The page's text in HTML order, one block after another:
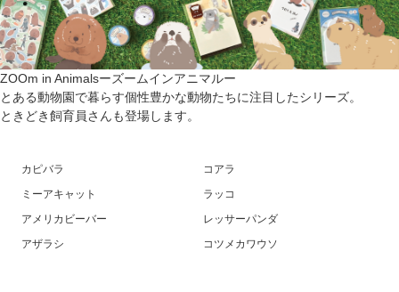
ZOOm in Animalsーズームインアニマルー
とある動物園で暮らす個性豊かな動物たちに注目したシリーズ。
ときどき飼育員さんも登場します。
カピバラ
コアラ
ミーアキャット
ラッコ
アメリカビーバー
レッサーパンダ
アザラシ
コツメカワウソ